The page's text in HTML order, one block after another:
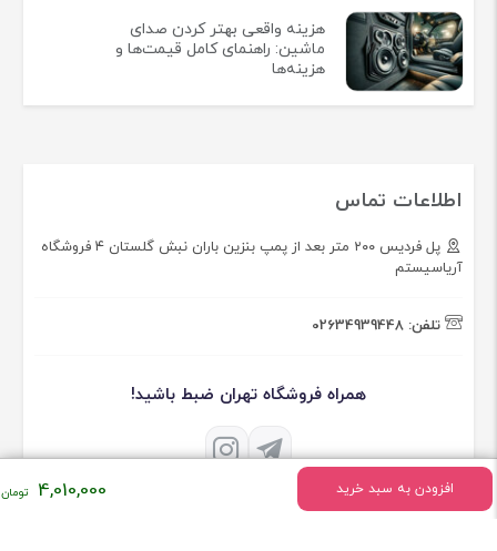
افزودن به سبد خرید 4,010,000
هزینه واقعی بهتر کردن صدای
ماشین: راهنمای کامل قیمت‌ها و
هزینه‌ها
اطلاعات تماس
پل فردیس ۲۰۰ متر بعد از پمپ بنزین باران نبش گلستان ۴ فروشگاه
آریاسیستم
تلفن: 02634939448
همراه فروشگاه تهران ضبط باشید!